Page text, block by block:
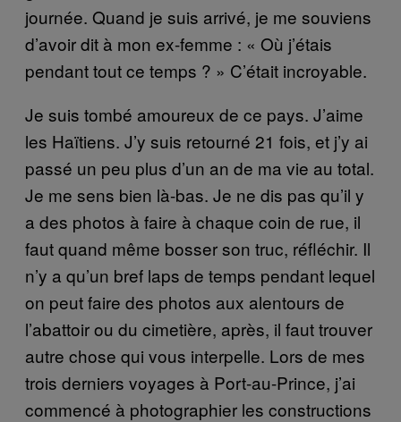
journée. Quand je suis arrivé, je me souviens
d’avoir dit à mon ex-femme : « Où j’étais
pendant tout ce temps ? » C’était incroyable.
Je suis tombé amoureux de ce pays. J’aime
les Haïtiens. J’y suis retourné 21 fois, et j’y ai
passé un peu plus d’un an de ma vie au total.
Je me sens bien là-bas. Je ne dis pas qu’il y
a des photos à faire à chaque coin de rue, il
faut quand même bosser son truc, réfléchir. Il
n’y a qu’un bref laps de temps pendant lequel
on peut faire des photos aux alentours de
l’abattoir ou du cimetière, après, il faut trouver
autre chose qui vous interpelle. Lors de mes
trois derniers voyages à Port-au-Prince, j’ai
commencé à photographier les constructions